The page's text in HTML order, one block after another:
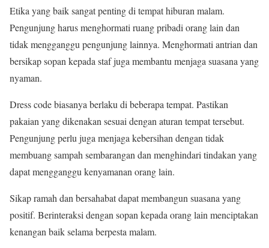
Etika yang baik sangat penting di tempat hiburan malam.
Pengunjung harus menghormati ruang pribadi orang lain dan
tidak mengganggu pengunjung lainnya. Menghormati antrian dan
bersikap sopan kepada staf juga membantu menjaga suasana yang
nyaman.
Dress code biasanya berlaku di beberapa tempat. Pastikan
pakaian yang dikenakan sesuai dengan aturan tempat tersebut.
Pengunjung perlu juga menjaga kebersihan dengan tidak
membuang sampah sembarangan dan menghindari tindakan yang
dapat mengganggu kenyamanan orang lain.
Sikap ramah dan bersahabat dapat membangun suasana yang
positif. Berinteraksi dengan sopan kepada orang lain menciptakan
kenangan baik selama berpesta malam.